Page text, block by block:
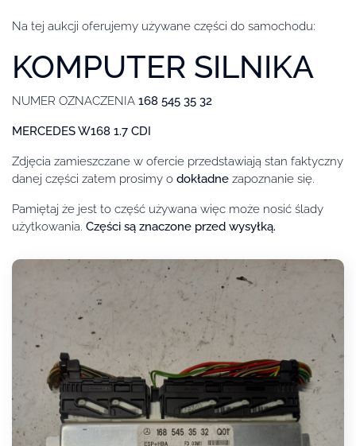
Na tej aukcji oferujemy używane części do samochodu:
KOMPUTER SILNIKA
NUMER OZNACZENIA 168 545 35 32
MERCEDES W168 1.7 CDI
Zdjęcia zamieszczane w ofercie przedstawiają stan faktyczny
danej części zatem prosimy o dokładne zapoznanie się.
Pamiętaj że jest to część używana więc może nosić ślady
użytkowania. Części są znaczone przed wysyłką.